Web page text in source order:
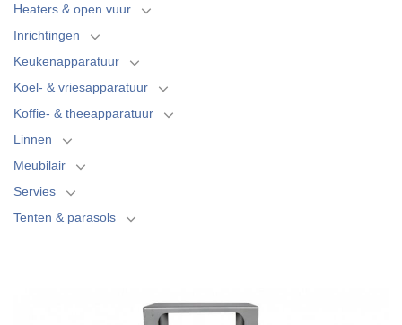
Heaters & open vuur
Inrichtingen
Keukenapparatuur
Koel- & vriesapparatuur
Koffie- & theeapparatuur
Linnen
Meubilair
Servies
Tenten & parasols